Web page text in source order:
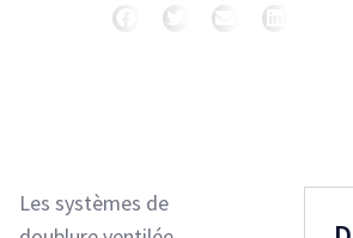
Les systèmes de